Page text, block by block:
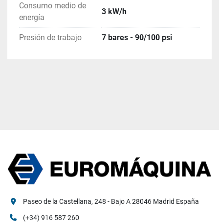
Consumo medio de
energía
3 kW/h
Presión de trabajo 7 bares - 90/100 psi
Paseo de la Castellana, 248 - Bajo A 28046 Madrid España
(+34) 916 587 260